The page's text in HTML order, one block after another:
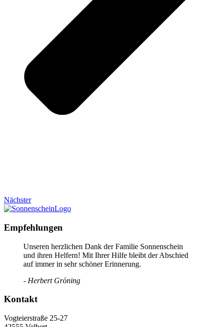
Nächster
Empfehlungen
Unseren herzlichen Dank der Familie Sonnenschein
und ihren Helfern! Mit Ihrer Hilfe bleibt der Abschied
auf immer in sehr schöner Erinnerung.
- Herbert Gröning
Kontakt
Vogteierstraße 25-27